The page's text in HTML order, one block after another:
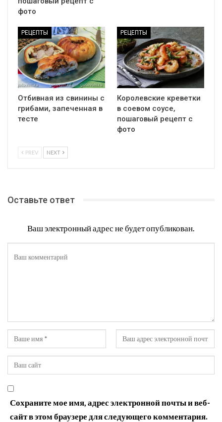
фото
РЕЦЕПТЫ
Отбивная из свинины с
грибами, запеченная в
тесте
РЕЦЕПТЫ
Королевские креветки
в соевом соусе,
пошаговый рецепт с
фото
PREV NEXT
Оставьте ответ
Ваш электронный адрес не будет опубликован.
Сохраните мое имя, адрес электронной почты и веб-
сайт в этом браузере для следующего комментария.